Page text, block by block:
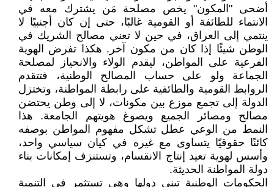
أضحى "المكون" يخص مصلحة مَن يشترك معه في
الانتماء للطائفة أو القومية غالبًا، حتى إن كان أجنبيًا لا
ينتمي إلى العراق، في حين لا تعني مصالح الشريك في
الوطن شيئًا إذا كان من مكون آخر. هكذا تفرض الهوية
الفرعية على المواطن، ليقدم الولاء والانحياز لمصلحة
الجماعة ولو على حساب المصالح الوطنية، فتتقدم
الروابط القومية والطائفية على رابطة المواطنة، وتختزل
الدولة إلى تجمع موزع بين مكونات، لا إلى وطن يحتضن
مصالح ومصائر الجميع ويصوغ هويتهم الجامعة. هذا
النمط من الوعي عطل تشكل مفهوم المواطن بوصفه
كائنًا حقوقيًا يتساوى مع غيره في كيان سياسي واحد،
وأسس لهوية تعيد إنتاج الانقسام، وتستنزف إمكانات بناء
دولة المواطنة الحديثة.
‏الحكومات الوطنية تبني دولها وهي تستثمر في التنمية